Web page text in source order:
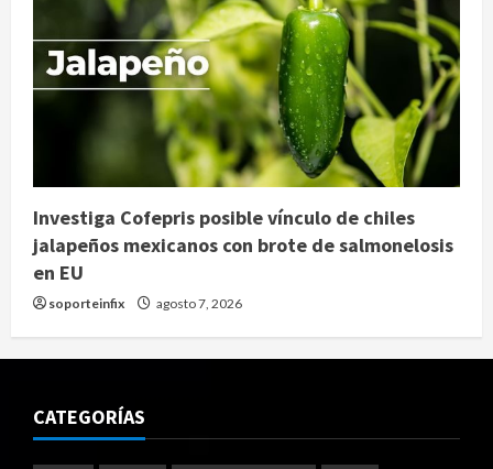
Investiga Cofepris posible vínculo de chiles
jalapeños mexicanos con brote de salmonelosis
en EU
soporteinfix agosto 7, 2026
CATEGORÍAS